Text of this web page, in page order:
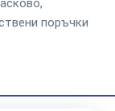
поръчки